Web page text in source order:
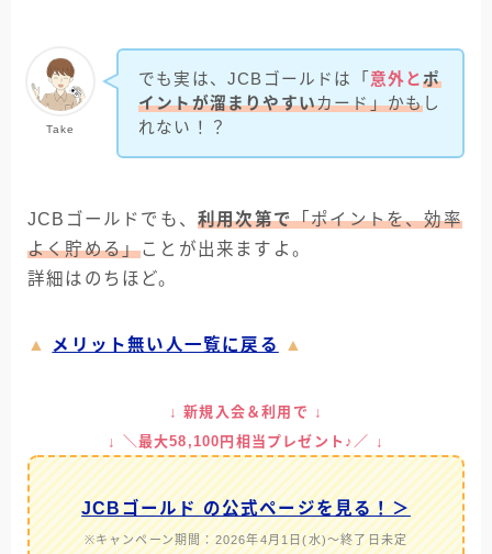
Take
でも実は、JCBゴールドは「 意外とポ
イントが溜まりやすいカード」かもし
れない！？
JCBゴールドでも、 利用次第で「ポイントを、効率
よく貯める」ことが出来ますよ。
詳細はのちほど。
▲ メリット無い人一覧に戻る ▲
↓ 新規入会＆利用で ↓
↓ ＼最大58,100円相当プレゼント♪／ ↓
JCBゴールド の公式ページを見る！＞
※キャンペーン期間：2026年4月1日(水)～終了日未定